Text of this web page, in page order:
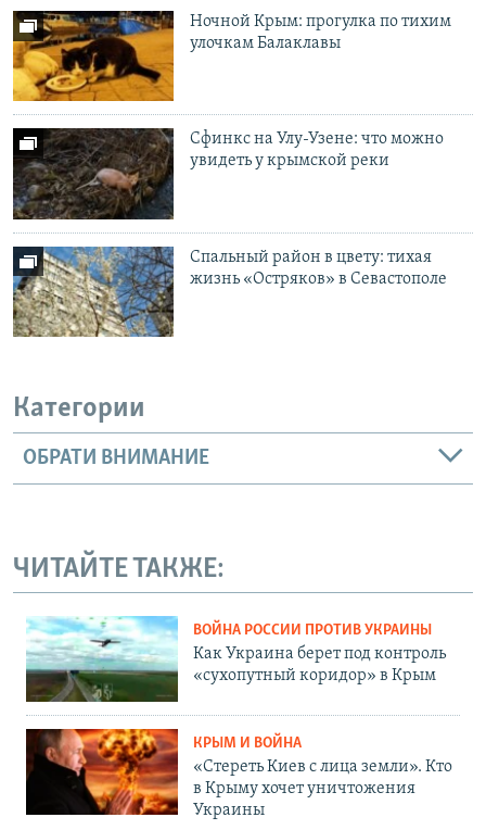
Ночной Крым: прогулка по тихим
улочкам Балаклавы
Сфинкс на Улу-Узене: что можно
увидеть у крымской реки
Спальный район в цвету: тихая
жизнь «Остряков» в Севастополе
Категории
ОБРАТИ ВНИМАНИЕ
ЧИТАЙТЕ ТАКЖЕ:
ВОЙНА РОССИИ ПРОТИВ УКРАИНЫ
Как Украина берет под контроль
«сухопутный коридор» в Крым
КРЫМ И ВОЙНА
«Стереть Киев с лица земли». Кто
в Крыму хочет уничтожения
Украины